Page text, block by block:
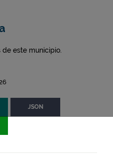
este municipio.
JSON